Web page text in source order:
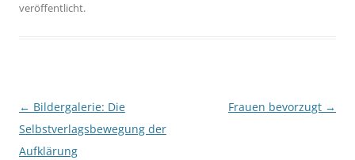
veröffentlicht.
Beitragsnavigation
← Bildergalerie: Die
Selbstverlagsbewegung der
Aufklärung
Frauen bevorzugt →